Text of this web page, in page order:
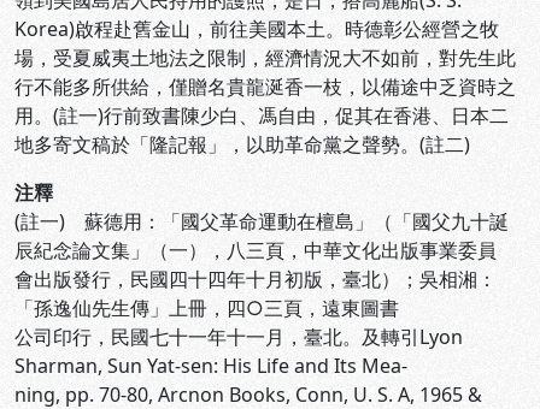
Korea)啟程赴舊金山，前往美國本土。時德彰公經營之牧
場，受夏威夷土地法之限制，經濟情況大不如前，對先生此
行不能多所供給，僅贈名貴龍涎香一枝，以備途中乏資時之
用。(註一)行前致書陳少白、馮自由，促其在香港、日本二
地多寄文稿於「隆記報」，以助革命黨之聲勢。(註二)
注釋
(註一) 蘇德用：「國父革命運動在檀島」（「國父九十誕
辰紀念論文集」（一），八三頁，中華文化出版事業委員
會出版發行，民國四十四年十月初版，臺北）；吳相湘：
「孫逸仙先生傳」上冊，四○三頁，遠東圖書
公司印行，民國七十一年十一月，臺北。及轉引Lyon
Sharman, Sun Yat-sen: His Life and Its Mea-
ning, pp. 70-80, Arcnon Books, Conn, U. S. A, 1965 &